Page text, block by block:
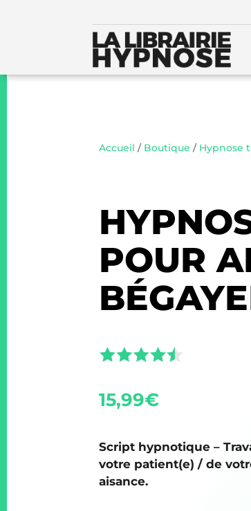
Accueil / Boutique / Hypnose
POUR
15,99€
Script hypnotique –
votre patient(e) / de
aisance.